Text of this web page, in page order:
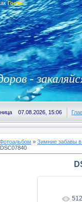
Гость
-
07.08.2026, 15:06
Фотоальбом » Зимние забавы в
В 512